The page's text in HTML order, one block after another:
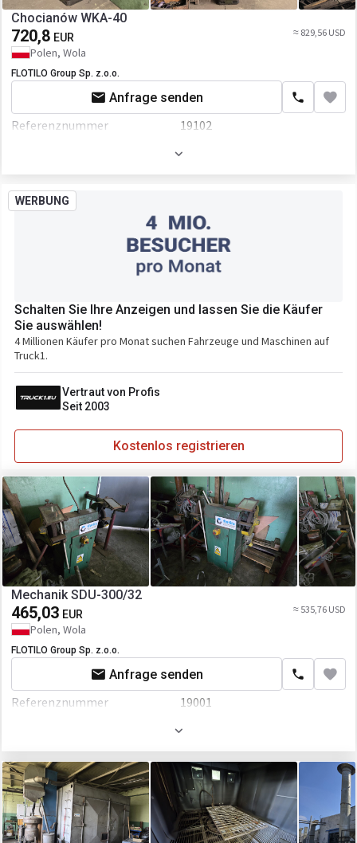
Chocianów WKA-40
720,8 EUR ≈ 829,56 USD
Polen, Wola
FLOTILO Group Sp. z.o.o.
Anfrage senden
Referenznummer
19102
1968
WERBUNG
Schalten Sie Ihre Anzeigen und lassen Sie die Käufer
Sie auswählen!
4 Millionen Käufer pro Monat suchen Fahrzeuge und Maschinen auf
Truck1.
Vertraut von Profis
Seit 2003
Kostenlos registrieren
Mechanik SDU-300/32
465,03 EUR ≈ 535,76 USD
Polen, Wola
FLOTILO Group Sp. z.o.o.
Anfrage senden
Referenznummer
19001
1987